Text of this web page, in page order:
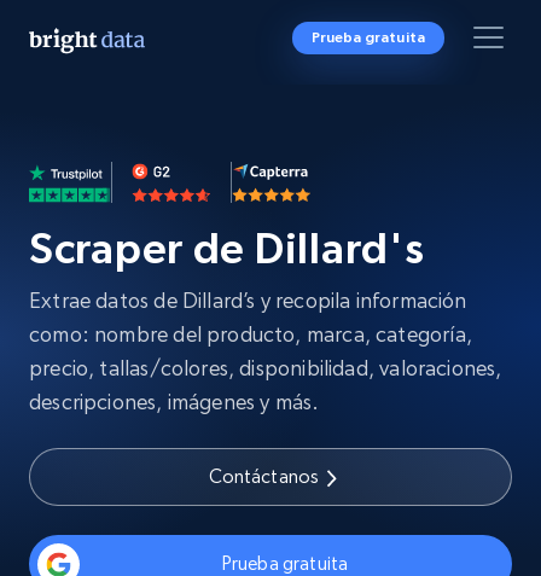
Prueba gratuita
Scraper de Dillard's
Extrae datos de Dillard’s y recopila información
como: nombre del producto, marca, categoría,
precio, tallas/colores, disponibilidad, valoraciones,
descripciones, imágenes y más.
Contáctanos
Prueba gratuita